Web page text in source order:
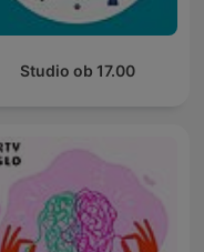
Studio ob 17.00